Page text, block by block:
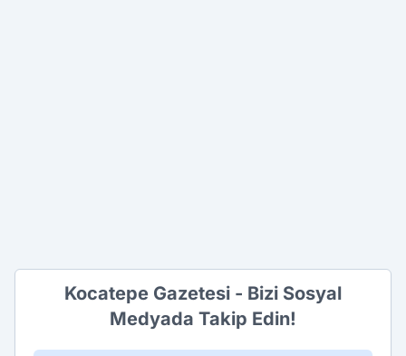
Kocatepe Gazetesi - Bizi Sosyal
Medyada Takip Edin!